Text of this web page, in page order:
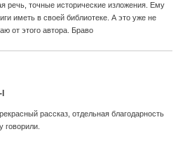
речь, точные исторические изложения. Ему
иметь в своей библиотеке. А это уже не
от этого автора. Браво
рассказ, отдельная благодарность
говорили.